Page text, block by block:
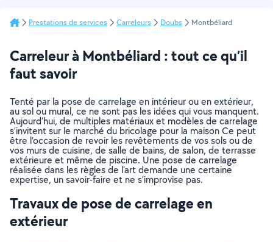
Prestations de services Carreleurs Doubs Montbéliard
Carreleur à Montbéliard : tout ce qu’il
faut savoir
Tenté par la pose de carrelage en intérieur ou en extérieur,
au sol ou mural, ce ne sont pas les idées qui vous manquent.
Aujourd’hui, de multiples matériaux et modèles de carrelage
s’invitent sur le marché du bricolage pour la maison Ce peut
être l’occasion de revoir les revêtements de vos sols ou de
vos murs de cuisine, de salle de bains, de salon, de terrasse
extérieure et même de piscine. Une pose de carrelage
réalisée dans les règles de l’art demande une certaine
expertise, un savoir-faire et ne s’improvise pas.
Travaux de pose de carrelage en
extérieur